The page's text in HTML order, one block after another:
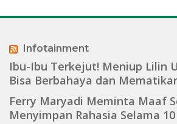
Infotainment
Ibu-Ibu Terkejut! Meniup Lilin
Bisa Berbahaya dan
Ferry Maryadi Meminta Maaf
Menyimpan Rahasia Selama